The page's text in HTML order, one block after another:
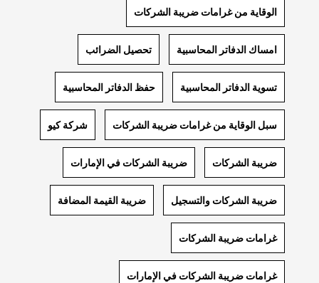
الوقاية من غرامات ضريبة الشركات
امساك الدفاتر المحاسبية تحصيل الضرائب
تسوية الدفاتر المحاسبية حفظ الدفاتر المحاسبية
سبل الوقاية من غرامات ضريبة الشركات شركة كيو
ضريبة الشركات ضريبة الشركات في الإمارات
ضريبة الشركات والتسجيل ضريبة القيمة المضافة
غرامات ضريبة الشركات
غرامات ضريبة الشركات في الإمارات